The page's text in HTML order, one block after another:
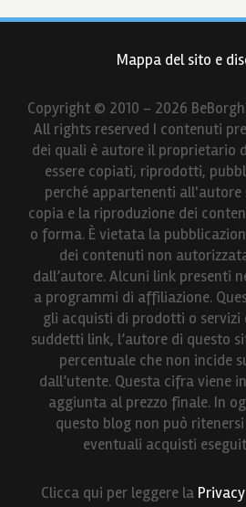
Mappa del sito e
Copyright © 2010 - 2026
All rights reserved I contenuti
dei quali è autore il proprietario
essere copiati, riprodotti,
perché appartenenti all'autore
copia e la riproduzione dei
o forma. È vietata la
dei contenuti non
dall’autore. Alcuni link presenti
a programmi di affiliazione.
gli acquisti di prodotti o
suddetti link, l’autore di questo
percentuale che non incide
dall’utente. Questa cifra viene
aggiunta al prezzo finale. In
questo blog non può
eventuali acquisti
Clicca qui per leggere la